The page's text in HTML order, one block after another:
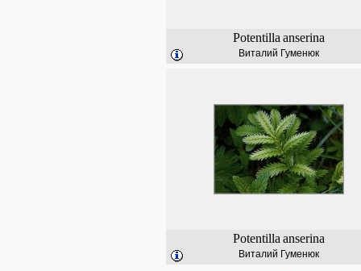
Potentilla anserina
Виталий Гуменюк
Potentilla anserina
Виталий Гуменюк